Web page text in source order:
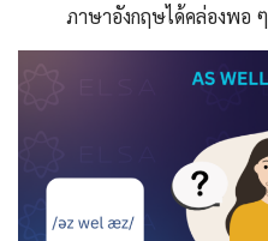
ภาษาอังกฤษได้คล่องพอ ๆ